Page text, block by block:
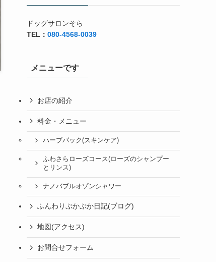
ドッグサロンそら
TEL： 080-4568-0039
メニューです
お店の紹介
料金・メニュー
ハーブパック(スキンケア)
ふわさらローズコース(ローズのシャンプー
とリンス)
ナノバブルオゾンシャワー
ふんわりぷかぷか日記(ブログ)
地図(アクセス)
お問合せフォーム